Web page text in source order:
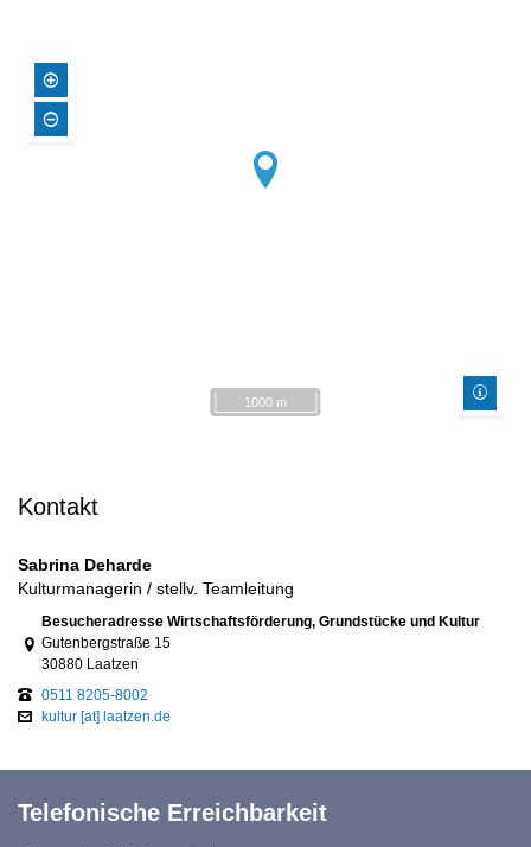
1000 m
Kontakt
Sabrina Deharde
Kulturmanagerin / stellv. Teamleitung
Link zur Google-Maps Navigation
Besucheradresse Wirtschaftsförderung, Grundstücke und Kultur
Gutenbergstraße 15
30880 Laatzen
0511 8205-8002
kultur [at] laatzen.de
Telefonische Erreichbarkeit